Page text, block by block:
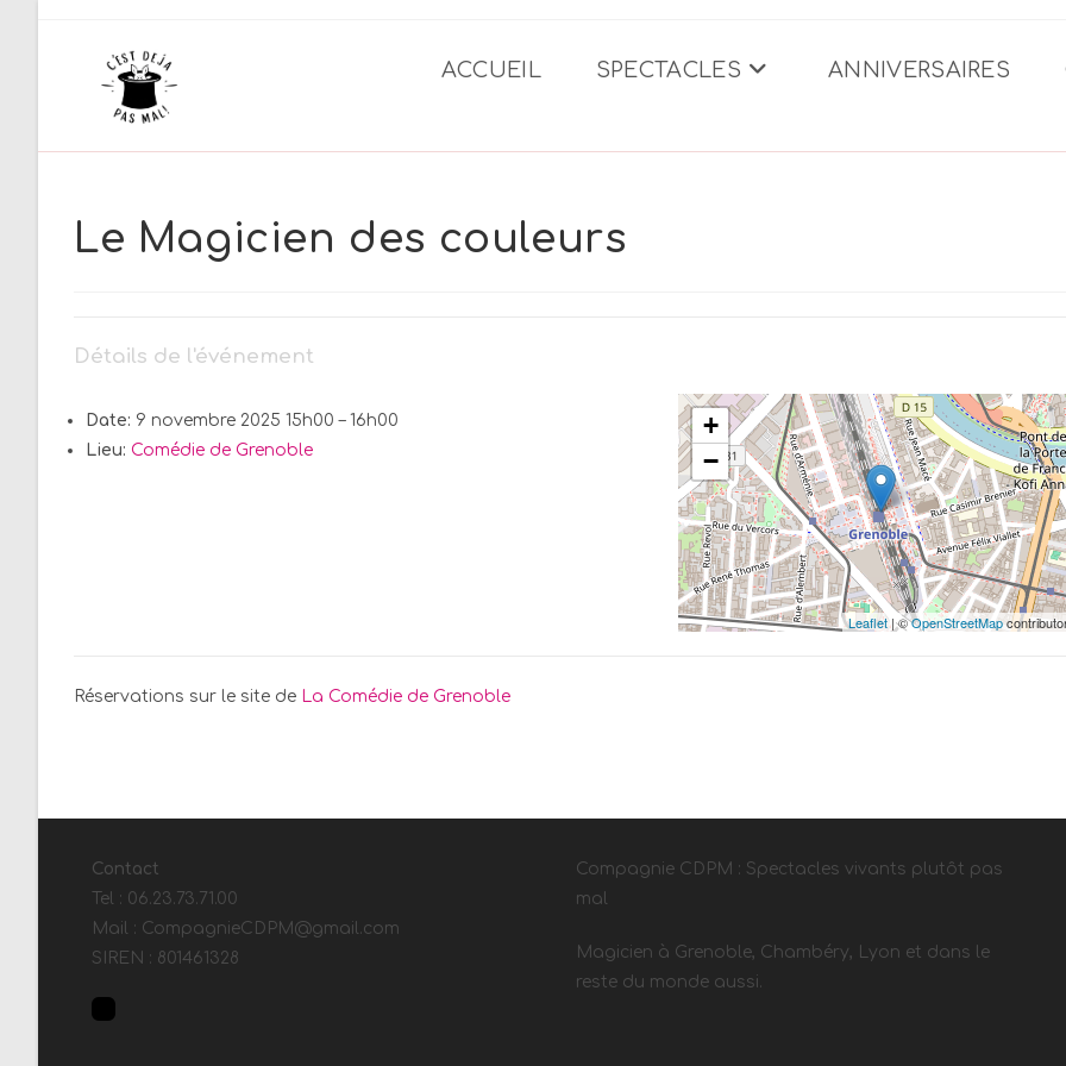
ACCUEIL SPECTACLES ANNIVERSAIRES
Le Magicien des couleurs
Détails de l'événement
Date: 9 novembre 2025 15h00 – 16h00
Lieu: Comédie de Grenoble
+
−
Leaflet| ©OpenStreetMap
Réservations sur le site de La Comédie de Grenoble
Contact
Tel : 06.23.73.71.00
Mail : CompagnieCDPM@gmail.com
SIREN : 801461328
Compagnie CDPM : Spectacles vivants plutôt pas
mal
Magicien à Grenoble, Chambéry, Lyon et dans le
reste du monde aussi.